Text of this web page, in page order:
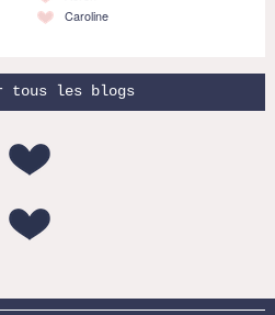
Caroline
tous les blogs